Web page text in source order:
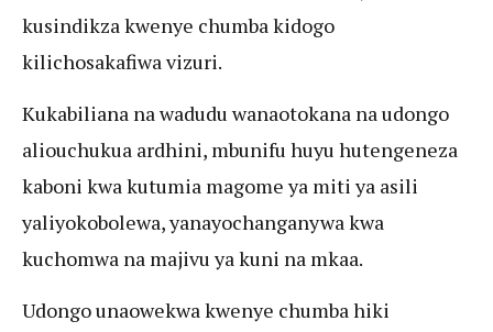
kusindikza kwenye chumba kidogo
kilichosakafiwa vizuri.
Kukabiliana na wadudu wanaotokana na udongo
aliouchukua ardhini, mbunifu huyu hutengeneza
kaboni kwa kutumia magome ya miti ya asili
yaliyokobolewa, yanayochanganywa kwa
kuchomwa na majivu ya kuni na mkaa.
Udongo unaowekwa kwenye chumba hiki